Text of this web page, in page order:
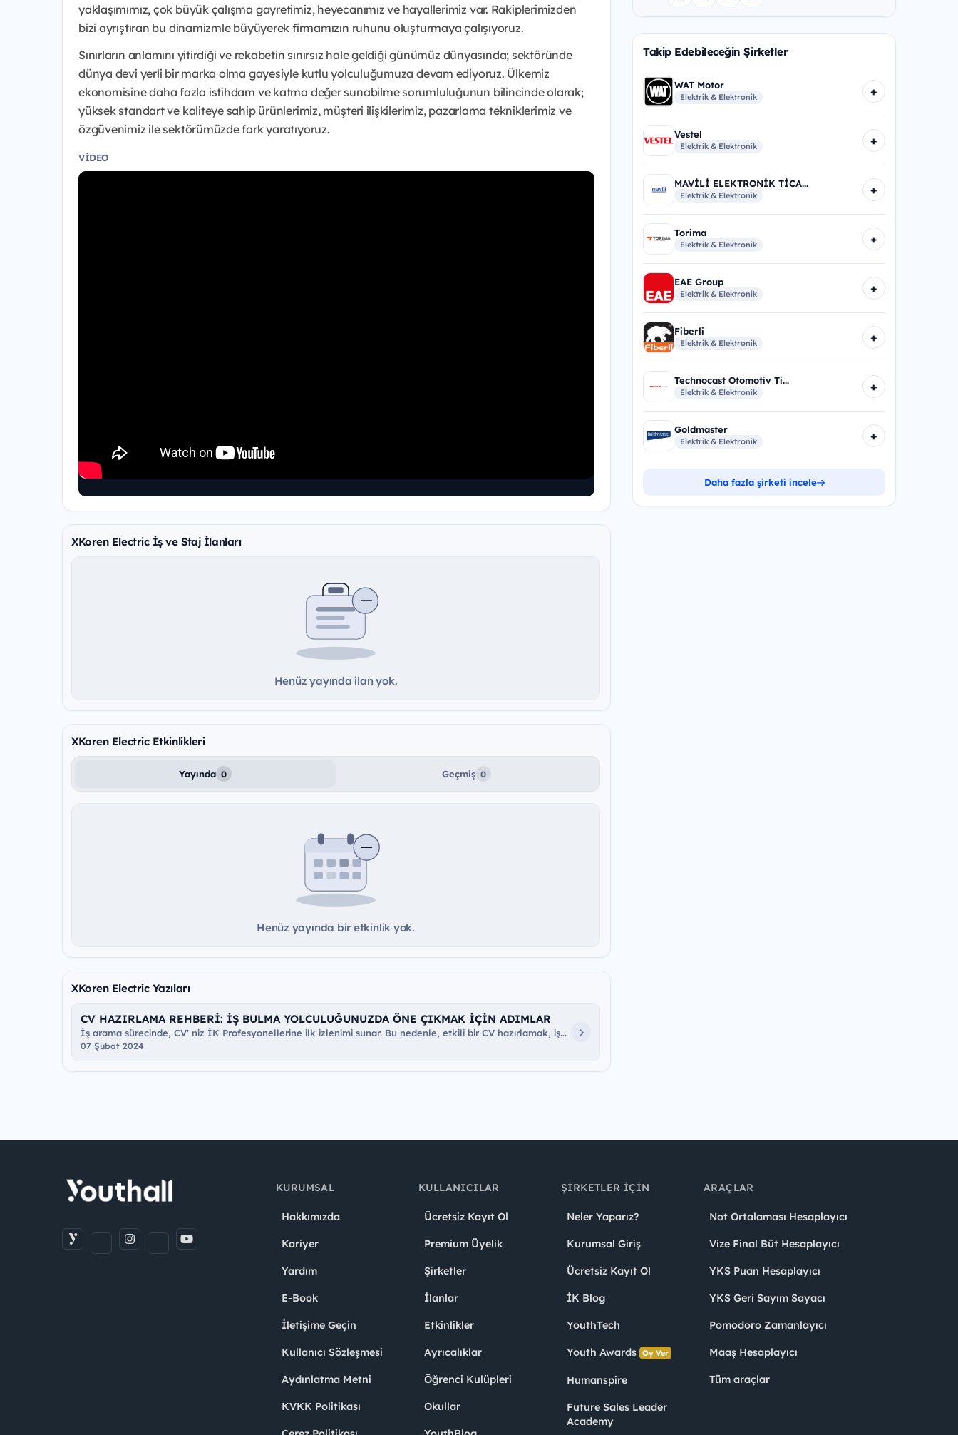
yaklaşımımız, çok büyük çalışma gayretimiz, heyecanımız ve hayallerimiz var. Rakiplerimizden
bizi ayrıştıran bu dinamizmle büyüyerek firmamızın ruhunu oluşturmaya çalışıyoruz.
Sınırların anlamını yitirdiği ve rekabetin sınırsız hale geldiği günümüz dünyasında; sektöründe
dünya devi yerli bir marka olma gayesiyle kutlu yolculuğumuza devam ediyoruz. Ülkemiz
ekonomisine daha fazla istihdam ve katma değer sunabilme sorumluluğunun bilincinde olarak;
yüksek standart ve kaliteye sahip ürünlerimiz, müşteri ilişkilerimiz, pazarlama tekniklerimiz ve
özgüvenimiz ile sektörümüzde fark yaratıyoruz.
VIDEO
XKoren Electric İş ve Staj İlanları
Henüz yayında ilan yok.
XKoren Electric Etkinlikleri
Yayında 0 Geçmiş 0
Henüz yayında bir etkinlik yok.
XKoren Electric Yazıları
CV HAZIRLAMA REHBERİ: İŞ BULMA YOLCULUĞUNUZDA ÖNE ÇIKMAK İÇİN ADIMLAR
İş arama sürecinde, CV' niz İK Profesyonellerine ilk izlenimi sunar. Bu nedenle, etkili bir CV hazırlamak, iş...
07 Şubat 2024
Takip Edebileceğin Şirketler
WAT Motor
Elektrik & Elektronik +
Vestel
Elektrik & Elektronik +
MAVİLİ ELEKTRONİK TİCA...
Elektrik & Elektronik +
Torima
Elektrik & Elektronik +
EAE Group
Elektrik & Elektronik +
Fiberli
Elektrik & Elektronik +
Technocast Otomotiv Ti...
Elektrik & Elektronik +
Goldmaster
Elektrik & Elektronik +
Daha fazla şirketi incele
KURUMSAL
Hakkımızda
Kariyer
Yardım
E-Book
İletişime Geçin
Kullanıcı Sözleşmesi
Aydınlatma Metni
KVKK Politikası
KULLANICILAR
Ücretsiz Kayıt Ol
Premium Üyelik
Şirketler
İlanlar
Etkinlikler
Ayrıcalıklar
Öğrenci Kulüpleri
Okullar
ŞIRKETLER İÇIN
Neler Yaparız?
Kurumsal Giriş
Ücretsiz Kayıt Ol
İK Blog
YouthTech
Youth Awards Oy Ver
Humanspire
Future Sales Leader
Academy
ARAÇLAR
Not Ortalaması Hesaplayıcı
Vize Final Büt Hesaplayıcı
YKS Puan Hesaplayıcı
YKS Geri Sayım Sayacı
Pomodoro Zamanlayıcı
Maaş Hesaplayıcı
Tüm araçlar